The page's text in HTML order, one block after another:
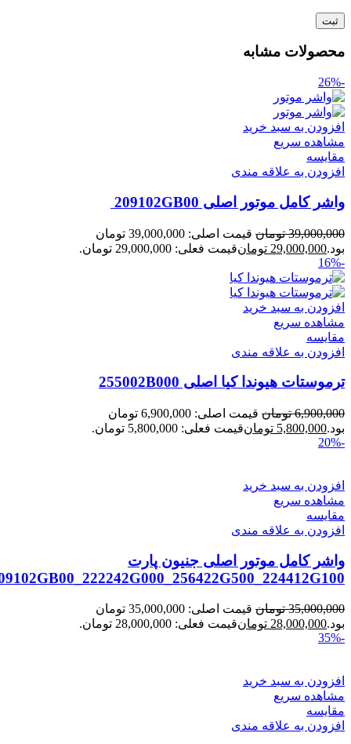
محصولات مشابه
-26%
افزودن به سبد خرید
مشاهده سریع
مقایسه
افزودن به علاقه مندی
واشر کامل موتور اصلی 209102GB00
39,000,000 تومان
قیمت اصلی: 39,000,000 تومان
بود.29,000,000 تومانقیمت فعلی: 29,000,000 تومان.
-16%
افزودن به سبد خرید
مشاهده سریع
مقایسه
افزودن به علاقه مندی
ترموستات هیوندا کیا اصلی 255002B000
6,900,000 تومان
قیمت اصلی: 6,900,000 تومان
بود.5,800,000 تومانقیمت فعلی: 5,800,000 تومان.
-20%
افزودن به سبد خرید
مشاهده سریع
مقایسه
افزودن به علاقه مندی
واشر کامل موتور اصلی جنیون پارت
35,000,000 تومان
قیمت اصلی: 35,000,000 تومان
بود.28,000,000 تومانقیمت فعلی: 28,000,000 تومان.
-35%
افزودن به سبد خرید
مشاهده سریع
مقایسه
افزودن به علاقه مندی